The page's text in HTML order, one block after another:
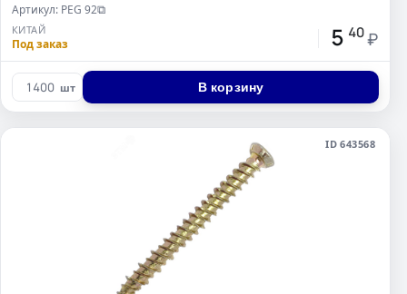
Артикул: PEG 92⧉
КИТАЙ
Под заказ 5 40 ₽
шт В корзину
ID 643568